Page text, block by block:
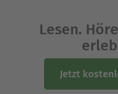
Lesen.
Jetzt